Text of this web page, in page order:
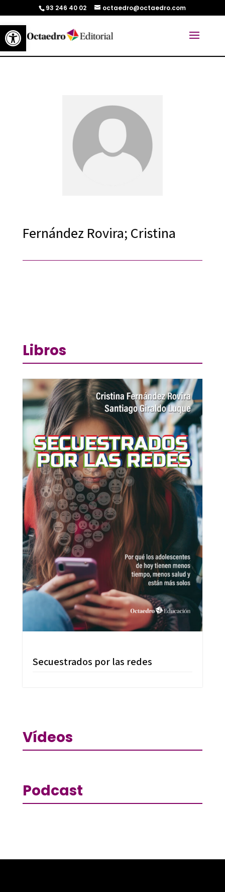
Abrir barra de herramientas
93 246 40 02 octaedro@octaedro.com
Fernández Rovira; Cristina
Libros
Secuestrados por las redes
Vídeos
Podcast